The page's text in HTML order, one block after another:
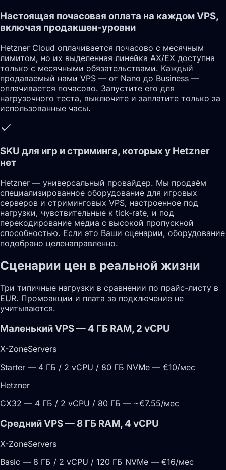
Настоящая почасовая оплата на каждом VPS,
включая продакшен-уровни
Hetzner Cloud оплачивается почасово с месячным
лимитом, но их выделенная линейка AX/EX доступна
только с месячными обязательствами. Каждый
продаваемый нами VPS — от Nano до Business —
оплачивается почасово. Запустите его для
нагрузочного теста, выключите и заплатите только за
использованные часы.
SKU для игр и стриминга, которых у Hetzner
нет
Hetzner — универсальный провайдер. Мы продаём
специализированное оборудование для игровых
серверов и стриминговых VPS, настроенное под
нагрузки, чувствительные к tick-rate, и под
перекодирование медиа с высокой пропускной
способностью. Если это Ваши сценарии, оборудование
подобрано целенаправленно.
Сценарии цен в реальной жизни
Три типичные нагрузки в сравнении по прайс-листу в
EUR. Промоакции и плата за подключение не
учитываются.
Маленький VPS — 4 ГБ RAM, 2 vCPU
X-ZoneServers
Starter — 4 ГБ / 2 vCPU / 80 ГБ NVMe — €10/мес
Hetzner
CX32 — 4 ГБ / 2 vCPU / 80 ГБ — ~€7.55/мес
Средний VPS — 8 ГБ RAM, 4 vCPU
X-ZoneServers
Basic — 8 ГБ / 2 vCPU / 120 ГБ NVMe — €16/мес